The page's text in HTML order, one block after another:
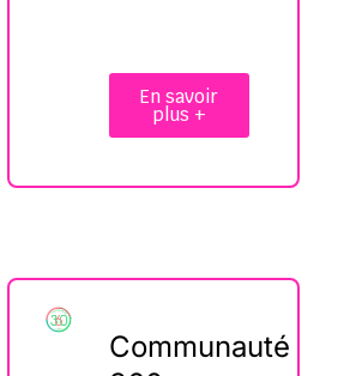
En savoir
plus +
Communauté